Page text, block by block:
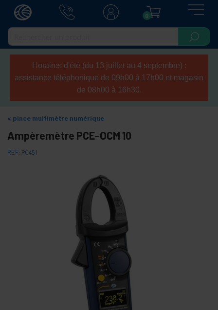
0
Horaires d'été (du 13 juillet au 4 septembre) :
assistance téléphonique de 09h00 à 17h00 et magasin
de 08h00 à 16h30.
pince multimètre numérique
Ampèremètre PCE-OCM 10
REF: PC451